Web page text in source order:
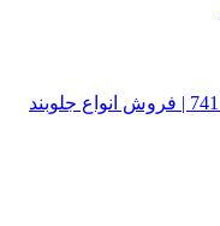
باکت مینی لودر دراج 751 و 761 و 781 و 741 | فروش انواع جلوبند